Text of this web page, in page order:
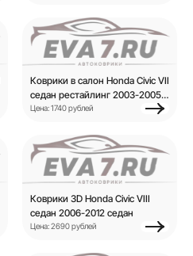
Коврики в салон Honda Civic VII
седан рестайлинг 2003-2005
седан
Цена: 1740 рублей
Коврики 3D Honda Civic VIII
седан 2006-2012 седан
Цена: 2690 рублей